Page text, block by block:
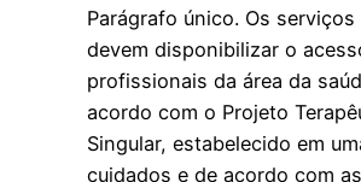
Parágrafo único. Os serviços
devem disponibilizar o
profissionais da área da
acordo com o Projeto
Singular, estabelecido em
cuidados e de acordo com as